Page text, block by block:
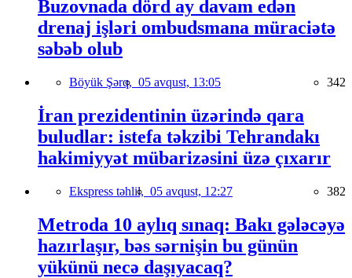
Buzovnada dörd ay davam edən
drenaj işləri ombudsmana müraciətə
səbəb olub
Böyük Şərq, 05 avqust, 13:05 342
İran prezidentinin üzərində qara
buludlar: istefa təkzibi Tehrandakı
hakimiyyət mübarizəsini üzə çıxarır
Ekspress təhlil, 05 avqust, 12:27 382
Metroda 10 aylıq sınaq: Bakı gələcəyə
hazırlaşır, bəs sərnişin bu günün
yükünü necə daşıyacaq?